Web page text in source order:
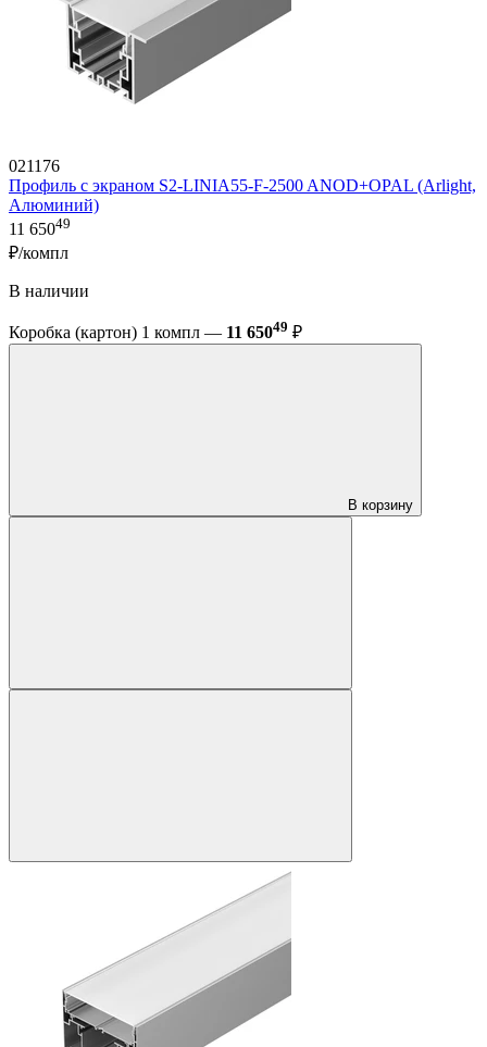
021176
Профиль с экраном S2-LINIA55-F-2500 ANOD+OPAL (Arlight,
Алюминий)
11 65049
₽/компл
В наличии
Коробка (картон) 1 компл — 11 65049 ₽
В корзину